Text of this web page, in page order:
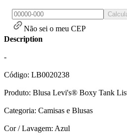
Não sei o meu CEP
Description
-
Código: LB0020238
Produto: Blusa Levi's® Boxy Tank
Categoria: Camisas e Blusas
Cor / Lavagem: Azul